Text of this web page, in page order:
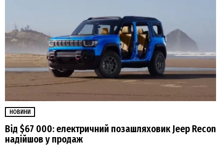
НОВИНИ
Від $67 000: електричний позашляховик Jeep Recon
надійшов у продаж